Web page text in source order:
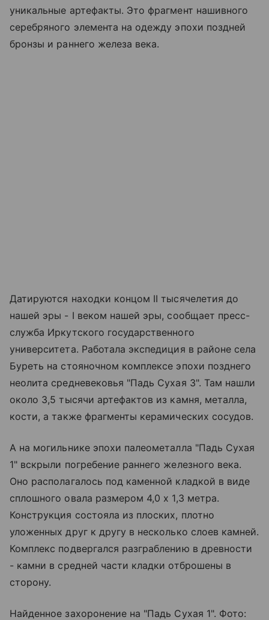
уникальные артефакты. Это фрагмент нашивного
серебряного элемента на одежду эпохи поздней
бронзы и раннего железа века.
Датируются находки концом II тысячелетия до
нашей эры - I веком нашей эры, сообщает пресс-
служба Иркутского государственного
университета. Работала экспедиция в районе села
Буреть на стояночном комплексе эпохи позднего
неолита средневековья "Падь Сухая 3". Там нашли
около 3,5 тысячи артефактов из камня, металла,
кости, а также фрагменты керамических сосудов.
А на могильнике эпохи палеометалла "Падь Сухая
1" вскрыли погребение раннего железного века.
Оно располагалось под каменной кладкой в виде
сплошного овала размером 4,0 х 1,3 метра.
Конструкция состояла из плоских, плотно
уложенных друг к другу в несколько слоев камней.
Комплекс подвергался разграблению в древности
- камни в средней части кладки отброшены в
сторону.
Найденное захоронение на "Падь Сухая 1". Фото: